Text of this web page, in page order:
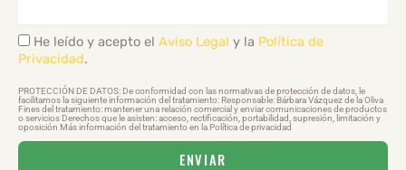
He leído y acepto el Aviso Legal y la Política de
Privacidad.
PROTECCIÓN DE DATOS: De conformidad con las normativas de protección de datos, le
facilitamos la siguiente información del tratamiento: Responsable: Bárbara Vázquez de la Oliva
Fines del tratamiento: mantener una relación comercial y enviar comunicaciones de productos
o servicios Derechos que le asisten: acceso, rectificación, portabilidad, supresión, limitación y
oposición Más información del tratamiento en la Política de privacidad
ENVIAR